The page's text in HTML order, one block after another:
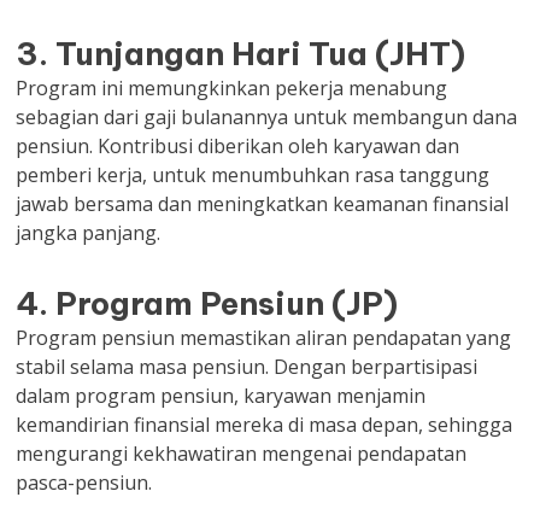
3. Tunjangan Hari Tua (JHT)
Program ini memungkinkan pekerja menabung
sebagian dari gaji bulanannya untuk membangun dana
pensiun. Kontribusi diberikan oleh karyawan dan
pemberi kerja, untuk menumbuhkan rasa tanggung
jawab bersama dan meningkatkan keamanan finansial
jangka panjang.
4. Program Pensiun (JP)
Program pensiun memastikan aliran pendapatan yang
stabil selama masa pensiun. Dengan berpartisipasi
dalam program pensiun, karyawan menjamin
kemandirian finansial mereka di masa depan, sehingga
mengurangi kekhawatiran mengenai pendapatan
pasca-pensiun.